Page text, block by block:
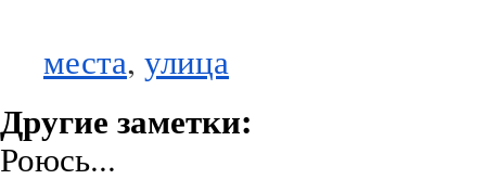
места, улица
Другие заметки:
Роюсь...